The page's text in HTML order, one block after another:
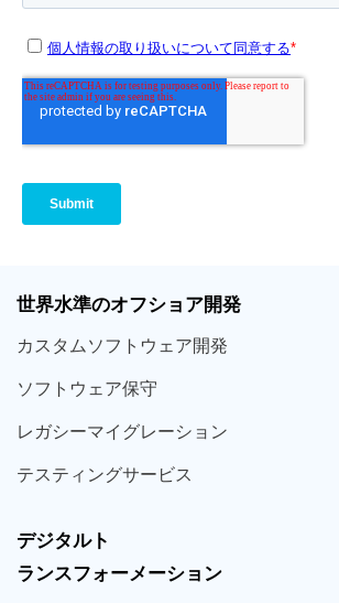
世界水準のオフショア開発
カスタムソフトウェア開発
ソフト ウェア保守
レガシーマイグレーション
テスティングサービス
デジタルト
ランスフォーメーション